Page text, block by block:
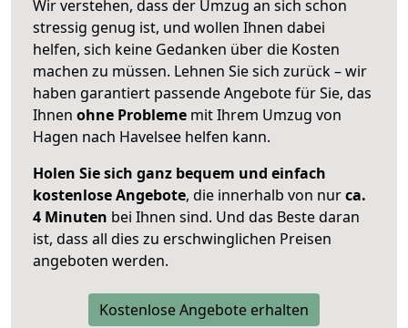
Wir verstehen, dass der Umzug an sich schon
stressig genug ist, und wollen Ihnen dabei
helfen, sich keine Gedanken über die Kosten
machen zu müssen. Lehnen Sie sich zurück – wir
haben garantiert passende Angebote für Sie, das
Ihnen ohne Probleme mit Ihrem Umzug von
Hagen nach Havelsee helfen kann.
Holen Sie sich ganz bequem und einfach
kostenlose Angebote, die innerhalb von nurca.
4 Minuten bei Ihnen sind. Und das Beste daran
ist, dass all dies zu erschwinglichen Preisen
angeboten werden.
Kostenlose Angebote erhalten